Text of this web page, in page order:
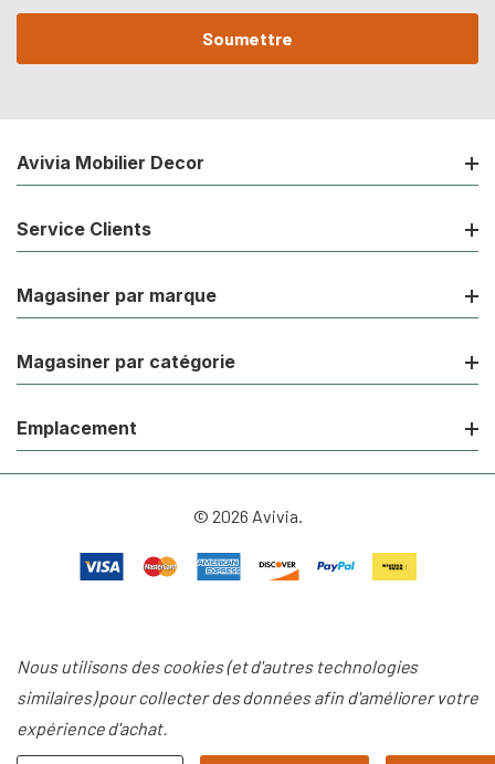
courriel
Avivia Mobilier Decor
Service Clients
Magasiner par marque
Magasiner par catégorie
Emplacement
© 2026 Avivia.
Nous utilisons des cookies (et d'autres technologies
similaires) pour collecter des données afin d'améliorer votre
expérience d'achat.